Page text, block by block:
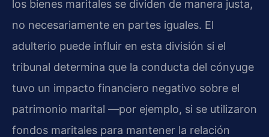
los bienes maritales se dividen de manera justa,
no necesariamente en partes iguales. El
adulterio puede influir en esta división si el
tribunal determina que la conducta del cónyuge
tuvo un impacto financiero negativo sobre el
patrimonio marital —por ejemplo, si se utilizaron
fondos maritales para mantener la relación